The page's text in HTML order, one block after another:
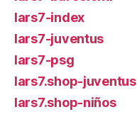
lars7-index
lars7-juventus
lars7-psg
lars7.shop-juventus
lars7.shop-niños